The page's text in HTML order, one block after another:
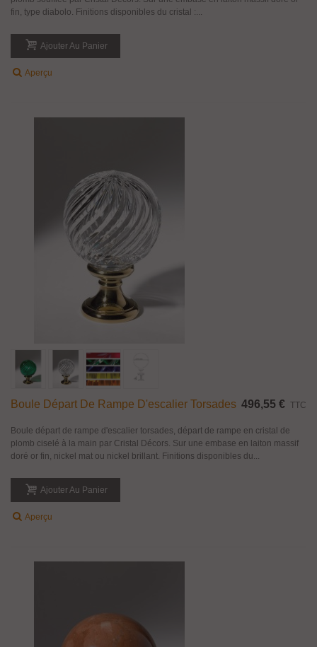
fin, type diabolo. Finitions disponibles du cristal :...
Ajouter Au Panier
Aperçu
Boule Départ De Rampe D'escalier Torsades 496,55 € TTC
Boule départ de rampe d'escalier torsades, départ de rampe en cristal de
plomb ciselé à la main par Cristal Décors. Sur une embase en laiton massif
doré or fin, nickel mat ou nickel brillant. Finitions disponibles du...
Ajouter Au Panier
Aperçu